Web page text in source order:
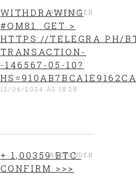
WITHDRАWING
#QМ81. GЕТ >
HTTPS://TELEGRA.PH/
TRANSACTION-
-146567-05-10?
12/06/2024 ÁS 18:28
RESPONDER
+ 1,00359 ВТС.
СОNFIRM >>>
RESPONDER